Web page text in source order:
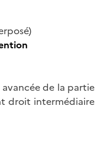
de la partie
droit intermédiaire